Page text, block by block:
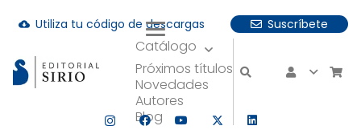
cloud_download Utiliza tu código de descargas Suscríbete
Catálogo
Próximos títulos
Novedades
Autores
Blog
hay resultados autocompletados, puedes utilizar las